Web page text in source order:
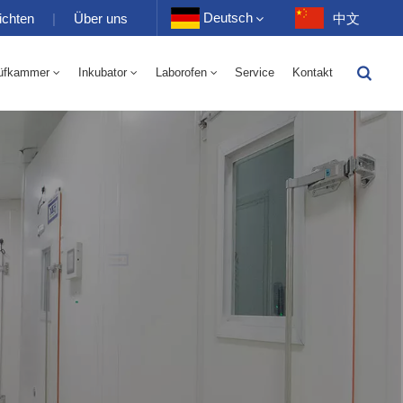
| Über uns Deutsch
Français
Português
中文
Inkubator Laborofen Service Kontakt